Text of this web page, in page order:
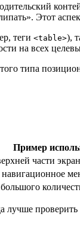
Этот
теги <table>),
на всех
типа
Пример
части
проверить